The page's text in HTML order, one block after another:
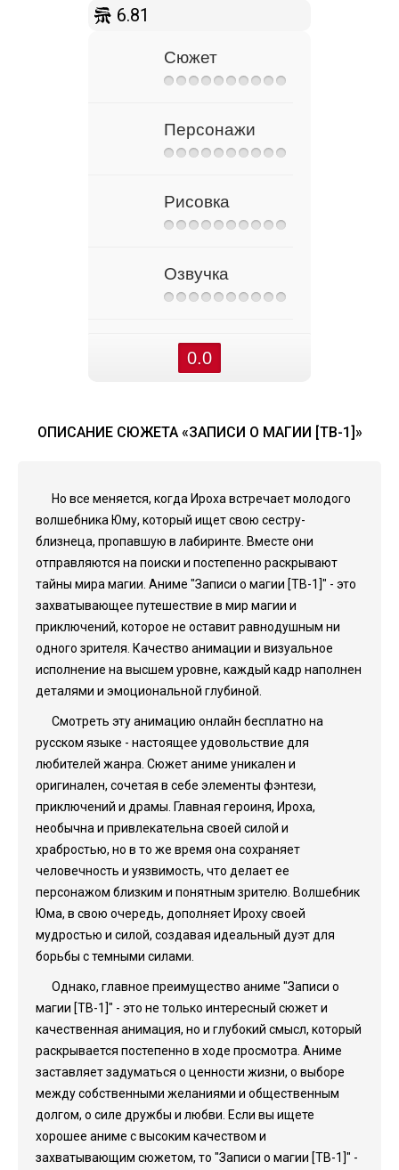
6.81
Сюжет
Персонажи
Рисовка
Озвучка
0.0
ОПИСАНИЕ СЮЖЕТА «ЗАПИСИ О МАГИИ [ТВ-1]»
Но все меняется, когда Ироха встречает молодого
волшебника Юму, который ищет свою сестру-
близнеца, пропавшую в лабиринте. Вместе они
отправляются на поиски и постепенно раскрывают
тайны мира магии. Аниме "Записи о магии [ТВ-1]" - это
захватывающее путешествие в мир магии и
приключений, которое не оставит равнодушным ни
одного зрителя. Качество анимации и визуальное
исполнение на высшем уровне, каждый кадр наполнен
деталями и эмоциональной глубиной.
Смотреть эту анимацию онлайн бесплатно на
русском языке - настоящее удовольствие для
любителей жанра. Сюжет аниме уникален и
оригинален, сочетая в себе элементы фэнтези,
приключений и драмы. Главная героиня, Ироха,
необычна и привлекательна своей силой и
храбростью, но в то же время она сохраняет
человечность и уязвимость, что делает ее
персонажом близким и понятным зрителю. Волшебник
Юма, в свою очередь, дополняет Ироху своей
мудростью и силой, создавая идеальный дуэт для
борьбы с темными силами.
Однако, главное преимущество аниме "Записи о
магии [ТВ-1]" - это не только интересный сюжет и
качественная анимация, но и глубокий смысл, который
раскрывается постепенно в ходе просмотра. Аниме
заставляет задуматься о ценности жизни, о выборе
между собственными желаниями и общественным
долгом, о силе дружбы и любви. Если вы ищете
хорошее аниме с высоким качеством и
захватывающим сюжетом, то "Записи о магии [ТВ-1]" -